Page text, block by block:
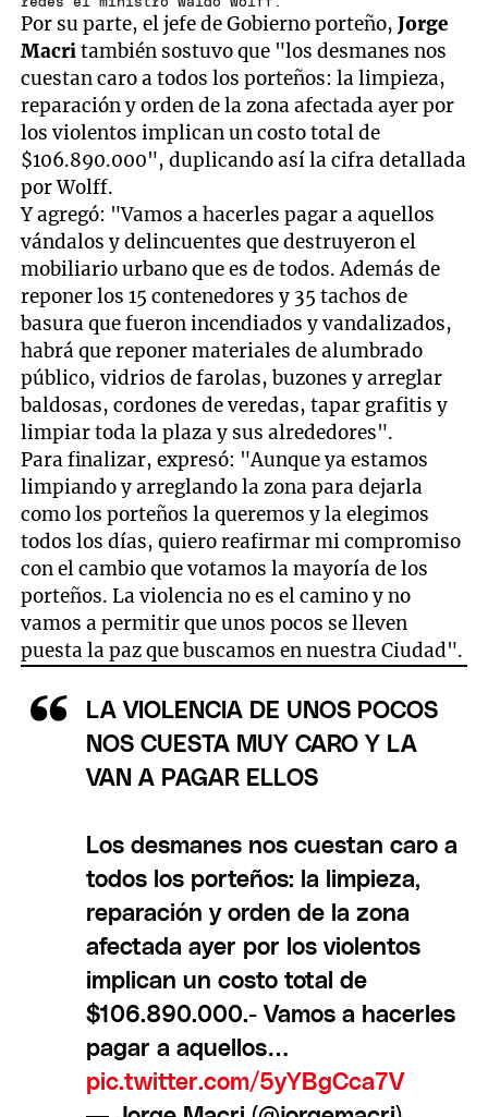
Por su parte, el jefe de Gobierno porteño,Jorge
Macritambién sostuvo que "los desmanes nos
cuestan caro a todos los porteños: la limpieza,
reparación y orden de la zona afectada ayer por
los violentos implican un costo total de
$106.890.000", duplicando así la cifra detallada
por Wolff.
Y agregó: "Vamos a hacerles pagar a aquellos
vándalos y delincuentes que destruyeron el
mobiliario urbano que es de todos. Además de
reponer los 15 contenedores y 35 tachos de
basura que fueron incendiados y vandalizados,
habrá que reponer materiales de alumbrado
público, vidrios de farolas, buzones y arreglar
baldosas, cordones de veredas, tapar grafitis y
limpiar toda la plaza y sus alrededores".
Para finalizar, expresó: "Aunque ya estamos
limpiando y arreglando la zona para dejarla
como los porteños la queremos y la elegimos
todos los días, quiero reafirmar mi compromiso
con el cambio que votamos la mayoría de los
porteños. La violencia no es el camino y no
vamos a permitir que unos pocos se lleven
puesta la paz que buscamos en nuestra Ciudad".
LA VIOLENCIA DE UNOS POCOS
NOS CUESTA MUY CARO Y LA
VAN A PAGAR ELLOS
Los desmanes nos cuestan caro a
todos los porteños: la limpieza,
reparación y orden de la zona
afectada ayer por los violentos
implican un costo total de
$106.890.000.- Vamos a hacerles
pagar a aquellos…
pic.twitter.com/5yYBgCca7V